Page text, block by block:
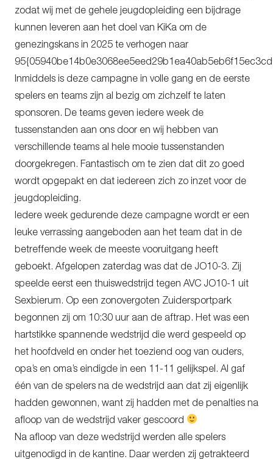
zodat wij met de gehele jeugdopleiding een bijdrage
kunnen leveren aan het doel van KiKa om de
genezingskans in 2025 te verhogen naar
Inmiddels is deze campagne in volle gang en de eerste
spelers en teams zijn al bezig om zichzelf te laten
sponsoren. De teams geven iedere week de
tussenstanden aan ons door en wij hebben van
verschillende teams al hele mooie tussenstanden
doorgekregen. Fantastisch om te zien dat dit zo goed
wordt opgepakt en dat iedereen zich zo inzet voor de
jeugdopleiding.
Iedere week gedurende deze campagne wordt er een
leuke verrassing aangeboden aan het team dat in de
betreffende week de meeste vooruitgang heeft
geboekt. Afgelopen zaterdag was dat de JO10-3. Zij
speelde eerst een thuiswedstrijd tegen AVC JO10-1 uit
Sexbierum. Op een zonovergoten Zuidersportpark
begonnen zij om 10:30 uur aan de aftrap. Het was een
hartstikke spannende wedstrijd die werd gespeeld op
het hoofdveld en onder het toeziend oog van ouders,
opa’s en oma’s eindigde in een 11-11 gelijkspel. Al gaf
één van de spelers na de wedstrijd aan dat zij eigenlijk
hadden gewonnen, want zij hadden met de penalties na
afloop van de wedstrijd vaker gescoord
Na afloop van deze wedstrijd werden alle spelers
uitgenodigd in de kantine. Daar werden zij getrakteerd